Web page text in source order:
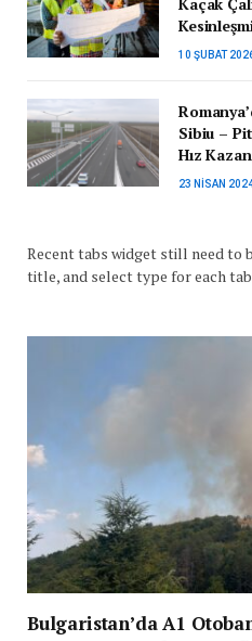
10 ŞUBAT
Sibiu –
Hız
23 NISAN
Recent tabs widget still need to
title, and select type for each
Bulgaristan’da A1